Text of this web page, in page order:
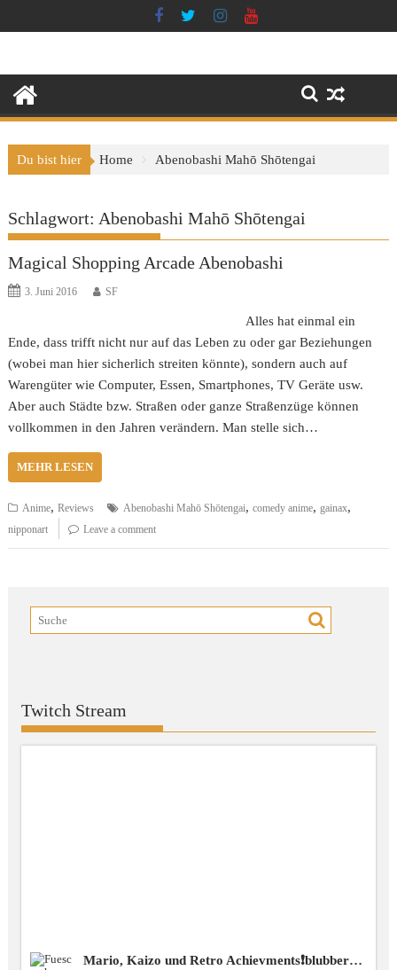
to
Du bist hier Home Abenobashi Mahō Shōtengai
Schlagwort: Abenobashi Mahō Shōtengai
Magical Shopping Arcade Abenobashi
3. Juni 2016 SF
Alles hat einmal ein
Ende, dass trifft nicht nur auf das Leben zu oder gar Beziehungen
(wobei man hier sicherlich streiten könnte), sondern auch auf
Warengüter wie Computer, Essen, Smartphones, TV Geräte usw.
Aber auch Städte bzw. Straßen oder ganze Straßenzüge können
vollkommen in den Jahren verändern. Man stelle sich…
MEHR LESEN
Anime,Reviews Abenobashi Mahō Shōtengai,comedy anime,gainax,
nipponart Leave a comment
Twitch Stream
Mario, Kaizo und Retro Achievments❗️blubbercast❗️Discord ❗️BSG [+18 GER]